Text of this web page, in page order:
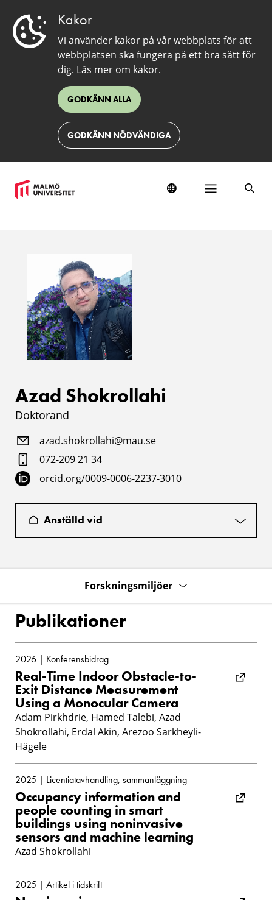
Kakor
Vi använder kakor på vår webbplats för att
webbplatsen ska fungera på ett bra sätt för
dig. Läs mer om kakor.
GODKÄNN ALLA
GODKÄNN NÖDVÄNDIGA
Azad Shokrollahi
Doktorand
azad.shokrollahi@mau.se
072-209 21 34
orcid.org/0009-0006-2237-3010
Anställd vid
Forskningsmiljöer
Publikationer
2026 | Konferensbidrag
Real-Time Indoor Obstacle-to-
Exit Distance Measurement
Using a Monocular Camera
Adam Pirkhdrie, Hamed Talebi, Azad
Shokrollahi, Erdal Akin, Arezoo Sarkheyli-
Hägele
2025 | Licentiatavhandling, sammanläggning
Occupancy information and
people counting in smart
buildings using noninvasive
sensors and machine learning
Azad Shokrollahi
2025 | Artikel i tidskrift